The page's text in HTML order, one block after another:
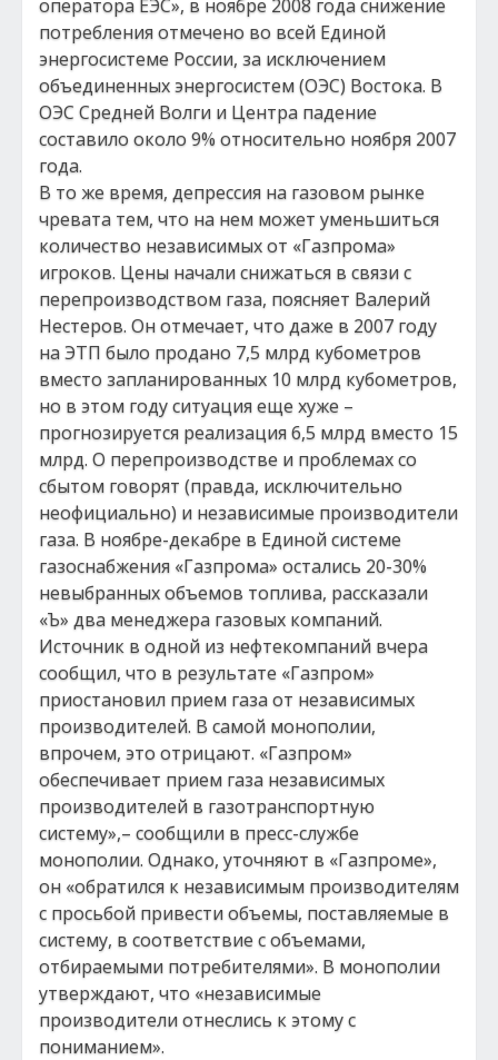
оператора ЕЭС», в ноябре 2008 года снижение
потребления отмечено во всей Единой
энергосистеме России, за исключением
объединенных энергосистем (ОЭС) Востока. В
ОЭС Средней Волги и Центра падение
составило около 9% относительно ноября 2007
года.
В то же время, депрессия на газовом рынке
чревата тем, что на нем может уменьшиться
количество независимых от «Газпрома»
игроков. Цены начали снижаться в связи с
перепроизводством газа, поясняет Валерий
Нестеров. Он отмечает, что даже в 2007 году
на ЭТП было продано 7,5 млрд кубометров
вместо запланированных 10 млрд кубометров,
но в этом году ситуация еще хуже –
прогнозируется реализация 6,5 млрд вместо 15
млрд. О перепроизводстве и проблемах со
сбытом говорят (правда, исключительно
неофициально) и независимые производители
газа. В ноябре-декабре в Единой системе
газоснабжения «Газпрома» остались 20-30%
невыбранных объемов топлива, рассказали
«Ъ» два менеджера газовых компаний.
Источник в одной из нефтекомпаний вчера
сообщил, что в результате «Газпром»
приостановил прием газа от независимых
производителей. В самой монополии,
впрочем, это отрицают. «Газпром»
обеспечивает прием газа независимых
производителей в газотранспортную
систему»,– сообщили в пресс-службе
монополии. Однако, уточняют в «Газпроме»,
он «обратился к независимым производителям
с просьбой привести объемы, поставляемые в
систему, в соответствие с объемами,
отбираемыми потребителями». В монополии
утверждают, что «независимые
производители отнеслись к этому с
пониманием».